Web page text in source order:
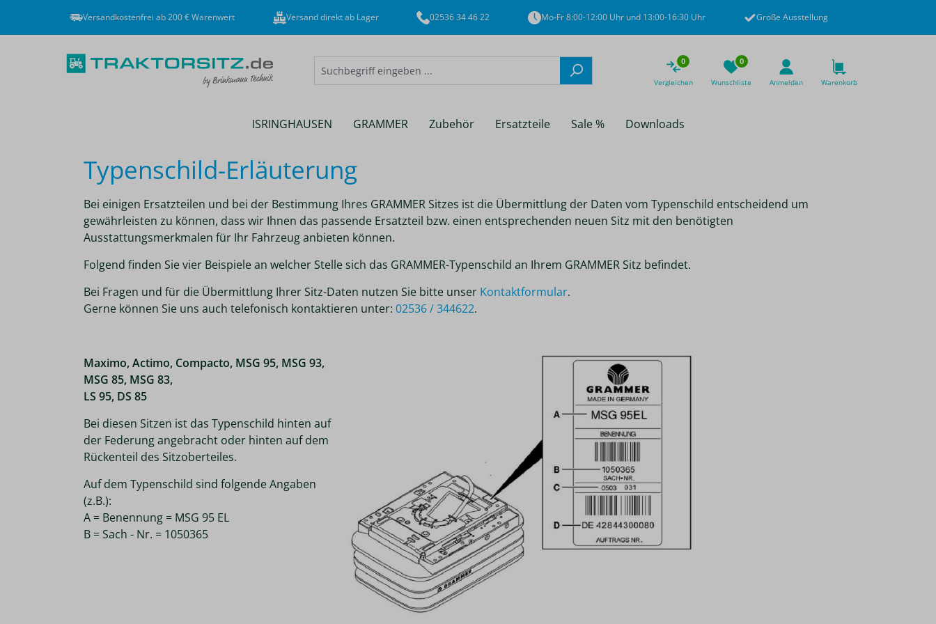
Versandkostenfrei ab 200 € Warenwert Versand direkt ab Lager 02536 34 46 22 Mo-Fr 8:00-12:00 Uhr und 13:00-16:30 Uhr Große Ausstellung
0
Vergleichen
0
Wunschliste Anmelden Warenkorb
ISRINGHAUSEN GRAMMER Zubehör Ersatzteile Sale % Downloads
Typenschild-Erläuterung
Bei einigen Ersatzteilen und bei der Bestimmung Ihres GRAMMER Sitzes ist die Übermittlung der Daten vom Typenschild entscheidend um
gewährleisten zu können, dass wir Ihnen das passende Ersatzteil bzw. einen entsprechenden neuen Sitz mit den benötigten
Ausstattungsmerkmalen für Ihr Fahrzeug anbieten können.
Folgend finden Sie vier Beispiele an welcher Stelle sich das GRAMMER-Typenschild an Ihrem GRAMMER Sitz befindet.
Bei Fragen und für die Übermittlung Ihrer Sitz-Daten nutzen Sie bitte unser Kontaktformular.
Gerne können Sie uns auch telefonisch kontaktieren unter: 02536 / 344622.
Maximo, Actimo, Compacto, MSG 95, MSG 93,
MSG 85, MSG 83,
LS 95, DS 85
Bei diesen Sitzen ist das Typenschild hinten auf
der Federung angebracht oder hinten auf dem
Rückenteil des Sitzoberteiles.
Auf dem Typenschild sind folgende Angaben
(z.B.):
A = Benennung = MSG 95 EL
B = Sach - Nr. = 1050365